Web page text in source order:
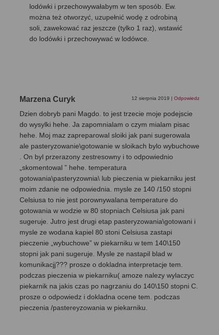
lodówki i przechowywałabym w ten sposób. Ew.
można też otworzyć, uzupełnić wodę z odrobiną
soli, zawekować raz jeszcze (tylko 1 raz), wstawić
do lodówki i przechowywać w lodówce.
Marzena Curyk 12 sierpnia 2019 Odpowiedz
Dzien dobryb pani Magdo. to jest trzecie moje podejscie
do wysylki hehe. Ja zapomnialam o czym mialam pisac
hehe. Moj maz zapreparowal sloiki jak pani sugerowala
ale pasteryzowanie\gotowanie w sloikach bylo wybuchowe
. On byl przerazony zestresowny i to odpowiednio
„skomentowal ” hehe. temperatura
gotowania\pasteryzownia\ lub pieczenia w piekarniku jest
moim zdanie ne odpowiednia. mysle ze 140 /150 stopni
Celsiusa to nie jest porownywalana temperature do
gotowania w wodzie w 80 stopniach Celsiusa jak pani
sugeruje. Jutro jest drugi etap pasteryzowania\gotowani i
mysle ze wodana kapiel 80 stoni Celsiusa zastapi
pieczenie „wybuchowe” w piekarniku w tem 140\150
stopni jak pani sugeruje. Mysle ze nastapil blad w
komunikacjj??? prosze o dokladna interpretacje tem.
podczas pieczenia w piekarniku( amoze nalezy wylaczyc
piekarnik na jakis czas po nagrzaniu do 140\150 stopni C.
prosze o odpowiedz i dokladna ocene tem. podczas
pieczenia /pastereyzowania w piekarniku.